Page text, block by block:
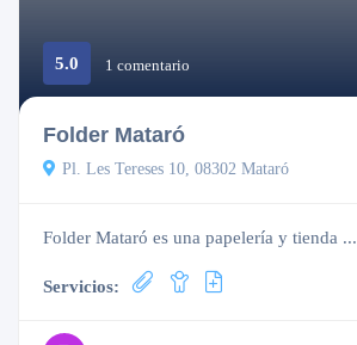
5.0 1 comentario
Folder Mataró
Pl. Les Tereses 10, 08302 Mataró
Folder Mataró es una papelería y tienda ...
Servicios: